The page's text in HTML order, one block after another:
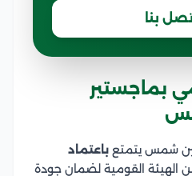
بنا
بماجستير
شمس يتمتع باعتماد
الهيئة القومية لضمان جودة